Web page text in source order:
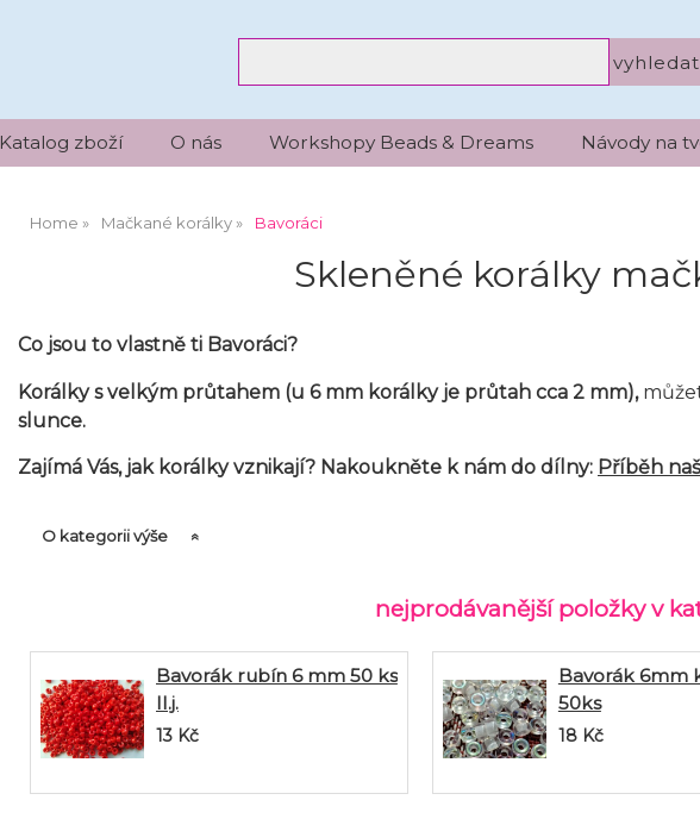
Katalog zboží O nás Workshopy Beads & Dreams Návody na
Home Mačkané korálky Bavoráci
Skleněné korálky
Co jsou to vlastně ti Bavoráci?
Korálky s velkým průtahem (u 6 mm korálky je průtah cca 2 mm),
slunce.
Zajímá Vás, jak korálky vznikají? Nakoukněte k nám do dílny: Příběh
O kategorii výše
nejprodávanější položky v
Bavorák rubín 6 mm 50 ks
II.j.
13 Kč
Bavorák 6mm
50ks
18 Kč